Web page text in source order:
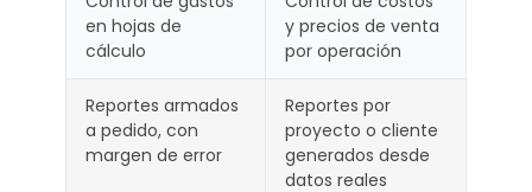
en hojas de
cálculo
y precios de venta
por operación
Reportes armados
a pedido, con
margen de error
Reportes por
proyecto o cliente
generados desde
datos reales